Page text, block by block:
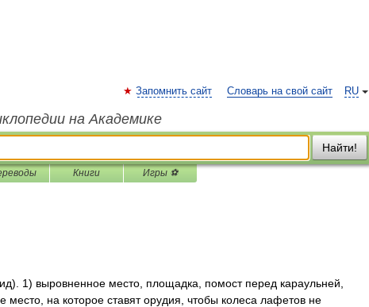
RU
Запомнить сайт Словарь на свой сайт
на Академике
Найти!
Книги Игры ⚽
1) выровненное место, площадка, помост перед караульней,
место, на которое ставят орудия, чтобы колеса лафетов не